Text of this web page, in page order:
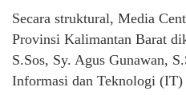
Secara struktural, Media
Provinsi Kalimantan Barat
S.Sos, Sy. Agus Gunawan,
Informasi dan Teknologi (IT)